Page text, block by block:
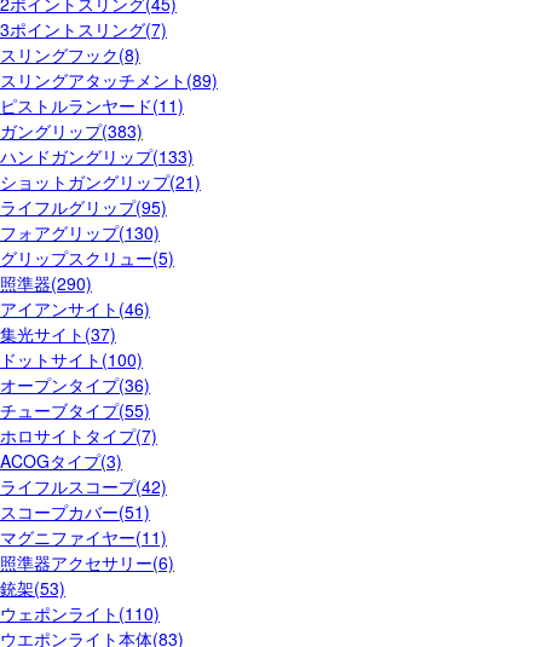
3ポイントスリング(7)
スリングフック(8)
スリングアタッチメント(89)
ピストルランヤード(11)
ガングリップ(383)
ハンドガングリップ(133)
ショットガングリップ(21)
ライフルグリップ(95)
フォアグリップ(130)
グリップスクリュー(5)
照準器(290)
アイアンサイト(46)
集光サイト(37)
ドットサイト(100)
オープンタイプ(36)
チューブタイプ(55)
ホロサイトタイプ(7)
ACOGタイプ(3)
ライフルスコープ(42)
スコープカバー(51)
マグニファイヤー(11)
照準器アクセサリー(6)
銃架(53)
ウェポンライト(110)
ウエポンライト本体(83)